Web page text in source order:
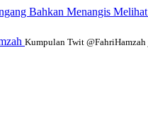
Bahkan Menangis
Kumpulan Twit @FahriHamzah